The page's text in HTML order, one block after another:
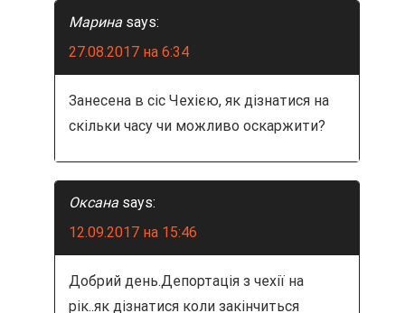
Марина says:
27.08.2017 на 6:34
Занесена в сіс Чехією, як дізнатися на
скільки часу чи можливо оскаржити?
Оксана says:
12.09.2017 на 15:46
Добрий день.Депортація з чехії на
рік..як дізнатися коли закінчиться